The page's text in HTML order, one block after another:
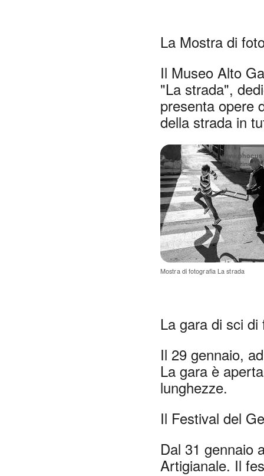
La Mostra di
Il Museo Alto
"La strada",
presenta opere
della strada in
Si apre in
www.phocus
magazine.it
Mostra di fotografia La strada
La gara di sci
Il 29 gennaio,
La gara è
lunghezze.
Il Festival del
Dal 31 gennaio
Artigianale. Il